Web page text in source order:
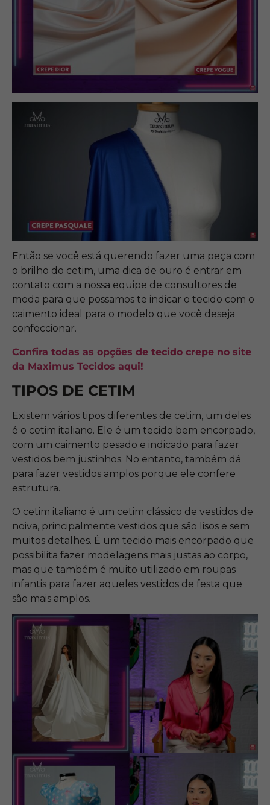
Então se você está querendo fazer uma peça com
o brilho do cetim, uma dica de ouro é entrar em
contato com a nossa equipe de consultores de
moda para que possamos te indicar o tecido com o
caimento ideal para o modelo que você deseja
confeccionar.
Confira todas as opções de tecido crepe no site
da Maximus Tecidos aqui!
TIPOS DE CETIM
Existem vários tipos diferentes de cetim, um deles
é o cetim italiano. Ele é um tecido bem encorpado,
com um caimento pesado e indicado para fazer
vestidos bem justinhos. No entanto, também dá
para fazer vestidos amplos porque ele confere
estrutura.
O cetim italiano é um cetim clássico de vestidos de
noiva, principalmente vestidos que são lisos e sem
muitos detalhes. É um tecido mais encorpado que
possibilita fazer modelagens mais justas ao corpo,
mas que também é muito utilizado em roupas
infantis para fazer aqueles vestidos de festa que
são mais amplos.